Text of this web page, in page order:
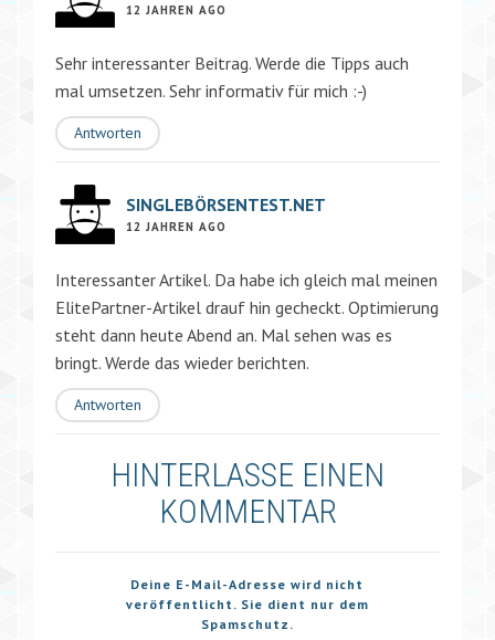
12 JAHREN AGO
Sehr interessanter Beitrag. Werde die Tipps auch
mal umsetzen. Sehr informativ für mich :-)
Antworten
SINGLEBÖRSENTEST.NET
12 JAHREN AGO
Interessanter Artikel. Da habe ich gleich mal meinen
ElitePartner-Artikel drauf hin gecheckt. Optimierung
steht dann heute Abend an. Mal sehen was es
bringt. Werde das wieder berichten.
Antworten
HINTERLASSE EINEN
KOMMENTAR
Deine E-Mail-Adresse wird nicht
veröffentlicht. Sie dient nur dem
Spamschutz.